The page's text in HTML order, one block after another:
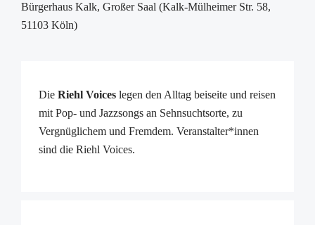
Bürgerhaus Kalk, Großer Saal (Kalk-Mülheimer Str. 58,
51103 Köln)
Die Riehl Voices legen den Alltag beiseite und reisen
mit Pop- und Jazzsongs an Sehnsuchtsorte, zu
Vergnüglichem und Fremdem. Veranstalter*innen
sind die Riehl Voices.